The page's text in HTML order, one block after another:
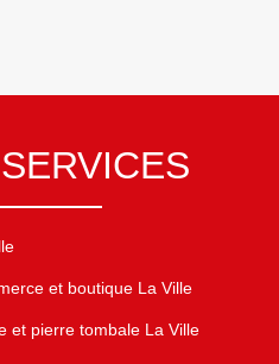
et boutique La Ville
et pierre tombale La Ville